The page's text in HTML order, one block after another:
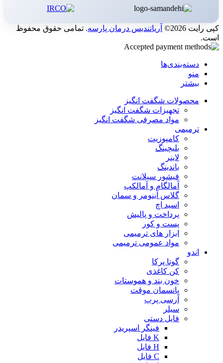
کپی رایت 2026© آریاتندیس درمان پارسه. تمامی حقوق محفوظ
است.
دسته‌بندی‌ها
منو
بیشتر
محصولات شگفت انگیز
تجهیزات شگفت انگیز
مواد مصرفی شگفت انگیز
ترمیمی
کامپوزیت
بلیچینگ
لاینر
باندینگ
فیشور سیلانت
آمالگام و آمالکپ
گلاس آینومر و سمان
اسید اچ
پرداخت و پالیش
پست و کور
ابزار های ترمیمی
مواد عمومی ترمیمی
اندو
گوتا پرکا
کن کاغذی
خون بند و هموستات
پانسمان موقت
آرسی پرپ
سیلر
فایل دستی
فینگر اسپریدر
K فایل
H فایل
C فایل